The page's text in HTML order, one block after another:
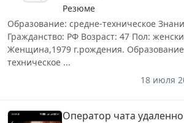
Резюме
Образование: средне-техническое
Гражданство: РФ Возраст: 47 Пол:
Женщина,1979 г.рождения.
техническое ...
18 июля
Оператор чата удаленно